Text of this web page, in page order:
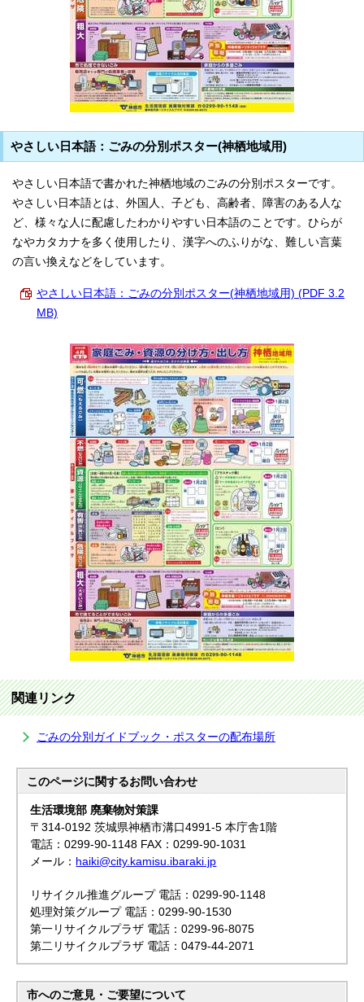
やさしい日本語：ごみの分別ポスター(神栖地域用)
やさしい日本語で書かれた神栖地域のごみの分別ポスターです。
やさしい日本語とは、外国人、子ども、高齢者、障害のある人な
ど、様々な人に配慮したわかりやすい日本語のことです。ひらが
なやカタカナを多く使用したり、漢字へのふりがな、難しい言葉
の言い換えなどをしています。
やさしい日本語：ごみの分別ポスター(神栖地域用) (PDF 3.2
MB)
関連リンク
ごみの分別ガイドブック・ポスターの配布場所
このページに関するお問い合わせ
生活環境部 廃棄物対策課
〒314-0192 茨城県神栖市溝口4991-5 本庁舎1階
電話：0299-90-1148 FAX：0299-90-1031
メール： haiki@city.kamisu.ibaraki.jp
リサイクル推進グループ 電話：0299-90-1148
処理対策グループ 電話：0299-90-1530
第一リサイクルプラザ 電話：0299-96-8075
第二リサイクルプラザ 電話：0479-44-2071
市へのご意見・ご要望について